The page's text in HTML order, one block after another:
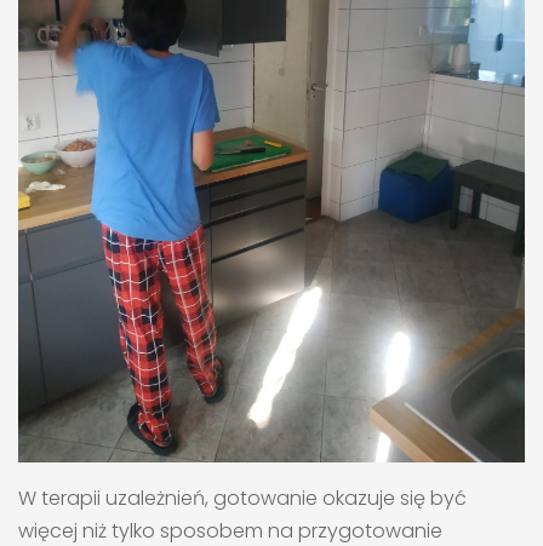
W terapii uzależnień, gotowanie okazuje się być
więcej niż tylko sposobem na przygotowanie